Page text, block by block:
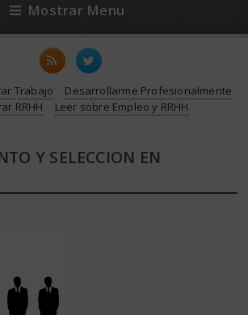
Mostrar Menu
Trabajo
Desarrollarme Profesionalmente
RRHH
Leer sobre Empleo y RRHH
Y SELECCION EN